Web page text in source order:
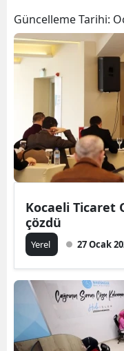
Güncelleme Tarihi:
Kocaeli Ticaret
çözdü
Yerel 27 Ocak